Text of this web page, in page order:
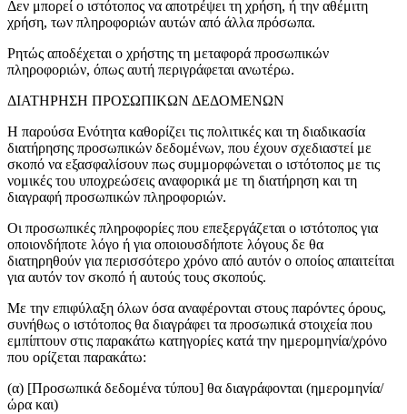
Δεν μπορεί ο ιστότοπος να αποτρέψει τη χρήση, ή την αθέμιτη
χρήση, των πληροφοριών αυτών από άλλα πρόσωπα.
Ρητώς αποδέχεται ο χρήστης τη μεταφορά προσωπικών
πληροφοριών, όπως αυτή περιγράφεται ανωτέρω.
ΔΙΑΤΗΡΗΣΗ ΠΡΟΣΩΠΙΚΩΝ ΔΕΔΟΜΕΝΩΝ
Η παρούσα Ενότητα καθορίζει τις πολιτικές και τη διαδικασία
διατήρησης προσωπικών δεδομένων, που έχουν σχεδιαστεί με
σκοπό να εξασφαλίσουν πως συμμορφώνεται ο ιστότοπος με τις
νομικές του υποχρεώσεις αναφορικά με τη διατήρηση και τη
διαγραφή προσωπικών πληροφοριών.
Οι προσωπικές πληροφορίες που επεξεργάζεται ο ιστότοπος για
οποιονδήποτε λόγο ή για οποιουσδήποτε λόγους δε θα
διατηρηθούν για περισσότερο χρόνο από αυτόν ο οποίος απαιτείται
για αυτόν τον σκοπό ή αυτούς τους σκοπούς.
Με την επιφύλαξη όλων όσα αναφέρονται στους παρόντες όρους,
συνήθως ο ιστότοπος θα διαγράφει τα προσωπικά στοιχεία που
εμπίπτουν στις παρακάτω κατηγορίες κατά την ημερομηνία/χρόνο
που ορίζεται παρακάτω:
(α) [Προσωπικά δεδομένα τύπου] θα διαγράφονται (ημερομηνία/
ώρα και)